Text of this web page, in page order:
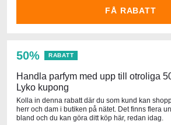
FÅ RABATT
50% RABATT
Handla parfym med upp till otroliga
Lyko kupong
Kolla in denna rabatt där du som kund kan
herr och dam i butiken på nätet. Det finns flera
bland och du kan göra ditt köp här, redan idag.